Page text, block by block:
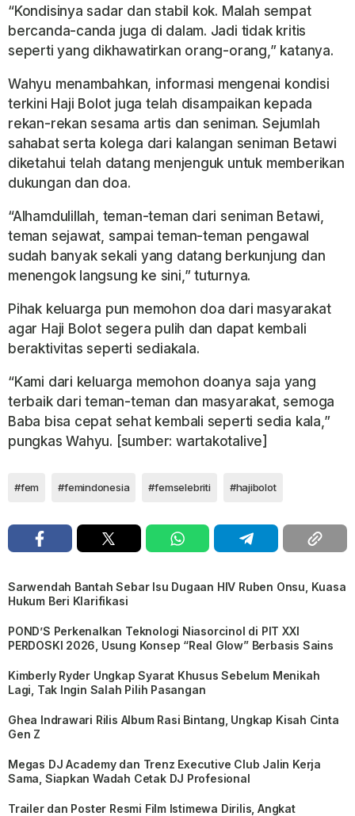
“Kondisinya sadar dan stabil kok. Malah sempat
bercanda-canda juga di dalam. Jadi tidak kritis
seperti yang dikhawatirkan orang-orang,” katanya.
Wahyu menambahkan, informasi mengenai kondisi
terkini Haji Bolot juga telah disampaikan kepada
rekan-rekan sesama artis dan seniman. Sejumlah
sahabat serta kolega dari kalangan seniman Betawi
diketahui telah datang menjenguk untuk memberikan
dukungan dan doa.
“Alhamdulillah, teman-teman dari seniman Betawi,
teman sejawat, sampai teman-teman pengawal
sudah banyak sekali yang datang berkunjung dan
menengok langsung ke sini,” tuturnya.
Pihak keluarga pun memohon doa dari masyarakat
agar Haji Bolot segera pulih dan dapat kembali
beraktivitas seperti sediakala.
“Kami dari keluarga memohon doanya saja yang
terbaik dari teman-teman dan masyarakat, semoga
Baba bisa cepat sehat kembali seperti sedia kala,”
pungkas Wahyu. [sumber: wartakotalive]
#fem #femindonesia #femselebriti #hajibolot
Sarwendah Bantah Sebar Isu Dugaan HIV Ruben Onsu, Kuasa
Hukum Beri Klarifikasi
POND’S Perkenalkan Teknologi Niasorcinol di PIT XXI
PERDOSKI 2026, Usung Konsep “Real Glow” Berbasis Sains
Kimberly Ryder Ungkap Syarat Khusus Sebelum Menikah
Lagi, Tak Ingin Salah Pilih Pasangan
Ghea Indrawari Rilis Album Rasi Bintang, Ungkap Kisah Cinta
Gen Z
Megas DJ Academy dan Trenz Executive Club Jalin Kerja
Sama, Siapkan Wadah Cetak DJ Profesional
Trailer dan Poster Resmi Film Istimewa Dirilis, Angkat